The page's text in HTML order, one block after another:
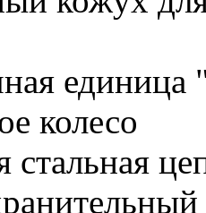
колесо
стальная